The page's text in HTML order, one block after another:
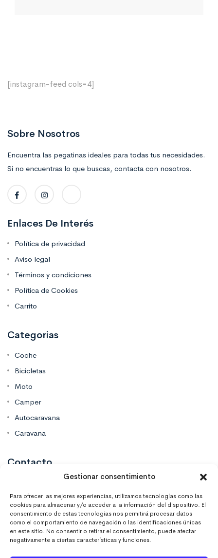
Gestionar consentimiento
Para ofrecer las mejores experiencias, utilizamos tecnologías como las
cookies para almacenar y/o acceder a la información del dispositivo. El
consentimiento de estas tecnologías nos permitirá procesar datos
como el comportamiento de navegación o las identificaciones únicas
en este sitio. No consentir o retirar el consentimiento, puede afectar
negativamente a ciertas características y funciones.
[instagram-feed cols=4]
Sobre Nosotros
Encuentra las pegatinas ideales para todas tus necesidades.
Si no encuentras lo que buscas, contacta con nosotros.
Enlaces De Interés
Política de privacidad
Aviso legal
Términos y condiciones
Política de Cookies
Carrito
Categorias
Coche
Bicicletas
Moto
Camper
Autocaravana
Caravana
Contacto
637 671 470